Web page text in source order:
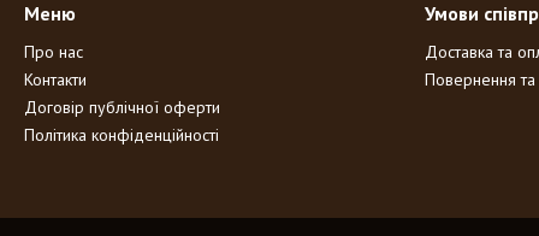
Меню
Про нас
Контакти
Договір публічної оферти
Політика конфіденційності
Умови
Доставка та
Повернення та